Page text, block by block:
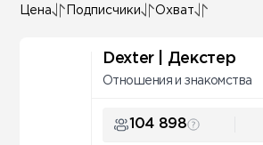
Цена Подписчики Охват
Dexter | Декстер
Отношения и знакомства
104 898